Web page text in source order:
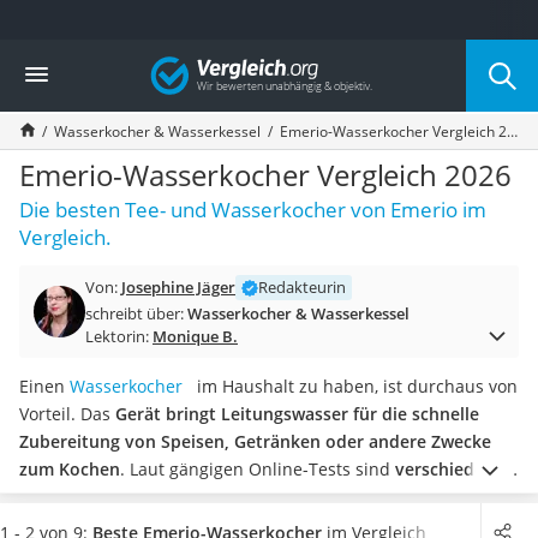
Die beliebtesten Vergleiche nach Kategorie
Haushalt
Wassersprudler
Zentralstaubsauger
Brotbackautomat
Wischroboter
Wäschespinne
Industriestaubsauger
Akku-Staubsauger
Eierkocher
Saug-Wisch-Roboter
Handstaubsauger
Milchaufschäumer
Kondenstrockner
Reiskocher
Heißwasserspender
Vergleich
Wasserkocher & Wasserkessel Emerio-Wasserkocher Vergleich 2026
Emerio-Wasserkocher Vergleich 2026
Die besten Tee- und Wasserkocher von Emerio im
Vergleich.
Von: Josephine Jäger
Redakteurin
schreibt über:Wasserkocher & Wasserkessel
Lektorin: Monique B.
Einen Wasserkocher im Haushalt zu haben, ist durchaus von
Vorteil. Das Gerät bringt Leitungswasser für die schnelle
Zubereitung von Speisen, Getränken oder andere Zwecke
zum Kochen. Laut gängigen Online-Tests sind verschiedene
Temperaturstufen besonders praktisch. Damit kann die
gewünschte Temperatur individuell eingestellt werden. Auch
1 - 2 von 9: Beste Emerio-Wasserkocher im Vergleich